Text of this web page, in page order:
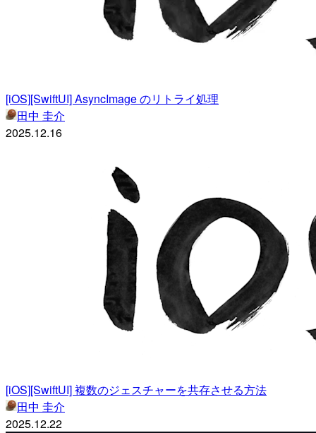
[iOS][SwiftUI] AsyncImage のリトライ処理
田中 圭介
2025.12.16
[iOS][SwiftUI] 複数のジェスチャーを共存させる方法
田中 圭介
2025.12.22